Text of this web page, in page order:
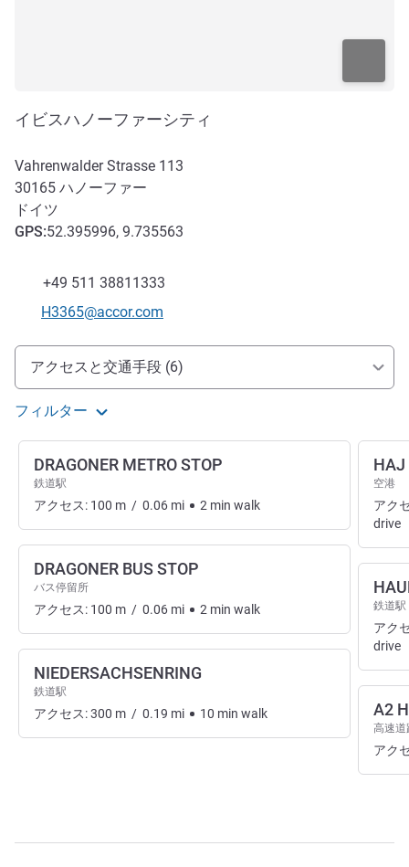
イビスハノーファーシティ
Vahrenwalder Strasse 113
30165 ハノーファー
ドイツ
GPS:52.395996, 9.735563
ファックス
+49 511 38811333
Eメール
H3365@accor.com
アクセスと交通機関
アクセスと交通手段 (6)
フィルター
DRAGONER METRO STOP
鉄道駅
アクセス: 100 m / 0.06 mi 2 min walk
DRAGONER BUS STOP
バス停留所
アクセス: 100 m / 0.06 mi 2 min walk
NIEDERSACHSENRING
鉄道駅
アクセス:300 m / 0.19 mi 10 min walk
HAJ
空港
アク
drive
鉄道駅
アク
drive
A2
高速道
アク